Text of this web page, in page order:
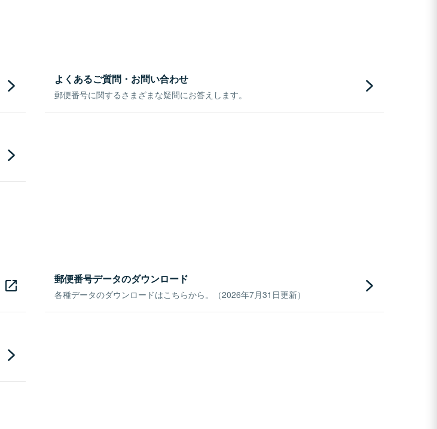
よくあるご質問・お問い合わせ
郵便番号に関するさまざまな疑問にお答えします。
郵便番号データのダウンロード
各種データのダウンロードはこちらから。（2026年7月31日更新）